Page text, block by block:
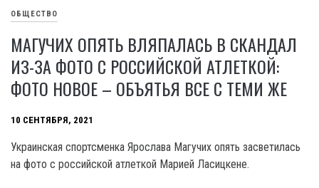
ОБЩЕСТВО
МАГУЧИХ ОПЯТЬ ВЛЯПАЛАСЬ В СКАНДАЛ
ИЗ-ЗА ФОТО С РОССИЙСКОЙ АТЛЕТКОЙ:
ФОТО НОВОЕ – ОБЪЯТЬЯ ВСЕ С ТЕМИ ЖЕ
10 СЕНТЯБРЯ, 2021
Украинская спортсменка Ярослава Магучих опять засветилась
на фото с российской атлеткой Марией Ласицкене.